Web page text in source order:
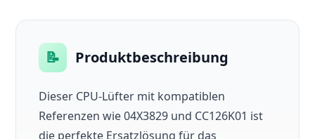
📝 Produktbeschreibung
Dieser CPU-Lüfter mit kompatiblen
Referenzen wie 04X3829 und CC126K01 ist
die perfekte Ersatzlösung für das